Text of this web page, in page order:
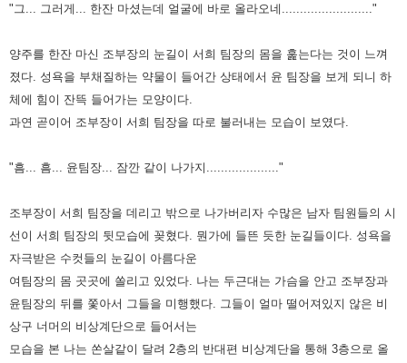
"그... 그러게... 한잔 마셨는데 얼굴에 바로 올라오네........................."
양주를 한잔 마신 조부장의 눈길이 서희 팀장의 몸을 훑는다는 것이 느껴
졌다. 성욕을 부채질하는 약물이 들어간 상태에서 윤 팀장을 보게 되니 하
체에 힘이 잔뜩 들어가는 모양이다.
과연 곧이어 조부장이 서희 팀장을 따로 불러내는 모습이 보였다.
"흠... 흠... 윤팀장... 잠깐 같이 나가지...................."
조부장이 서희 팀장을 데리고 밖으로 나가버리자 수많은 남자 팀원들의 시
선이 서희 팀장의 뒷모습에 꽂혔다. 뭔가에 들뜬 듯한 눈길들이다. 성욕을
자극받은 수컷들의 눈길이 아름다운
여팀장의 몸 곳곳에 쏠리고 있었다. 나는 두근대는 가슴을 안고 조부장과
윤팀장의 뒤를 쫓아서 그들을 미행했다.
그들이 얼마 떨어져있지 않은 비
상구 너머의 비상계단으로 들어서는
모습을 본 나는 쏜살같이 달려 2층의 반대편 비상계단을 통해 3층으로 올